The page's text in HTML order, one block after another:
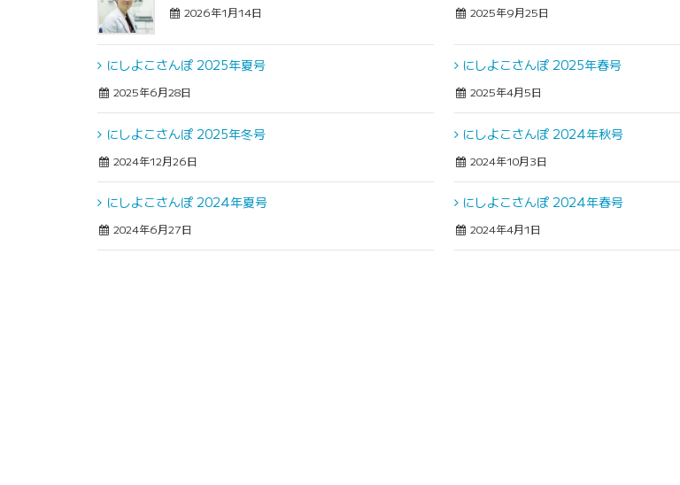
2026年1月14日 2025年9月25日
にしよこさんぽ 2025年夏号
2025年6月28日
にしよこさんぽ 2025年春号
2025年4月5日
にしよこさんぽ 2025年冬号
2024年12月26日
にしよこさんぽ 2024年秋号
2024年10月3日
にしよこさんぽ 2024年夏号
2024年6月27日
にしよこさんぽ 2024年春号
2024年4月1日